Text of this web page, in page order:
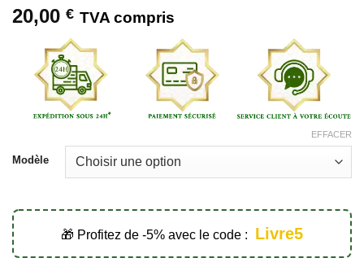
20,00 € TVA compris
Modèle
EFFACER
🎁 Profitez de -5% avec le code : Livre5